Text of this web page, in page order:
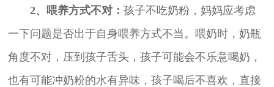
2、喂养方式不对： 孩子不吃奶粉，妈妈应考虑
一下问题是否出于自身喂养方式不当。喂奶时，奶瓶
角度不对，压到孩子舌头，孩子可能会不乐意喝奶，
也有可能冲奶粉的水有异味，孩子喝后不喜欢，直接